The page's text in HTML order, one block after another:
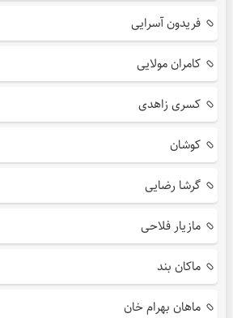
فریدون آسرایی
کامران مولایی
کسری زاهدی
کوشان
گرشا رضایی
مازیار فلاحی
ماکان بند
ماهان بهرام خان